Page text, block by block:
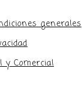
generales
y Comercial